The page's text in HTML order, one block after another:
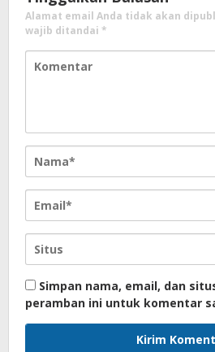
Alamat email Anda tidak akan
wajib ditandai *
Simpan nama, email, dan
peramban ini untuk komentar